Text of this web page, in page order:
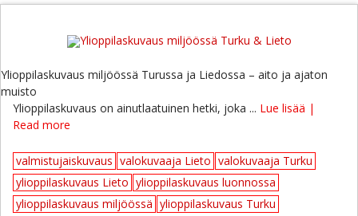
Ylioppilaskuvaus miljöössä Turussa ja Liedossa – aito ja ajaton
muisto
Ylioppilaskuvaus on ainutlaatuinen hetki, joka ... Lue lisää |
Read more
valmistujaiskuvaus valokuvaaja Lieto valokuvaaja Turku
ylioppilaskuvaus Lieto ylioppilaskuvaus luonnossa
ylioppilaskuvaus miljöössä ylioppilaskuvaus Turku